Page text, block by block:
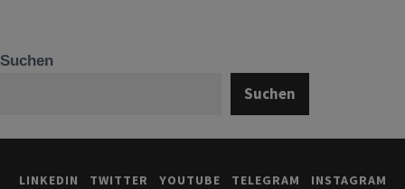
Suchen
Suchen
LINKEDIN TWITTER YOUTUBE TELEGRAM INSTAGRAM